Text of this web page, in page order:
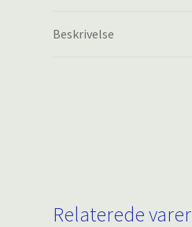
Beskrivelse
Relaterede varer